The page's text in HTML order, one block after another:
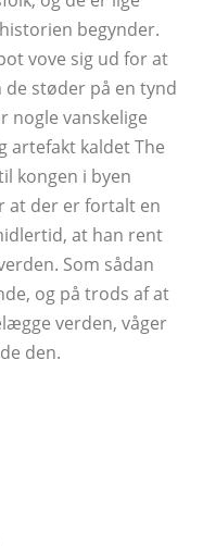
begynder.
vove sig ud for at
støder på en tynd
nogle vanskelige
artefakt kaldet The
kongen i byen
at der er fortalt en
at han rent
Som sådan
og på trods af at
verden, våger
den.